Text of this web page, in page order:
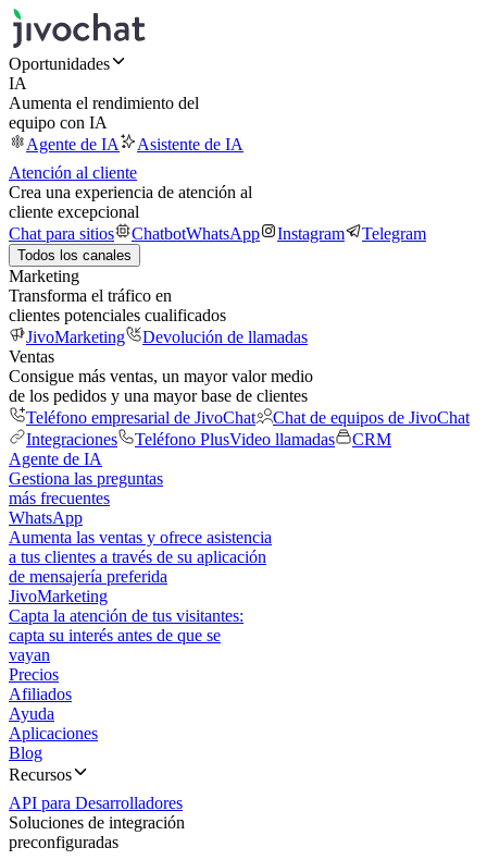
Oportunidades
IA
Aumenta el rendimiento del
equipo con IA
Agente de IA
Asistente de IA
Atención al cliente
Crea una experiencia de atención al
cliente excepcional
Chat para sitios
ChatbotWhatsApp Instagram Telegram
Todos los canales
Marketing
Transforma el tráfico en
clientes potenciales cualificados
JivoMarketing
Devolución de llamadas
Ventas
Consigue más ventas, un mayor valor medio
de los pedidos y una mayor base de clientes
Teléfono empresarial de JivoChat
Chat de equipos de JivoChat
Integraciones
Teléfono PlusVideo llamadas
CRM
Agente de IA
Gestiona las preguntas
más frecuentes
WhatsApp
Aumenta las ventas y ofrece asistencia
a tus clientes a través de su aplicación
de mensajería preferida
JivoMarketing
Capta la atención de tus visitantes:
capta su interés antes de que se
vayan
Precios
Afiliados
Ayuda
Aplicaciones
Blog
Recursos
API para Desarrolladores
Soluciones de integración
preconfiguradas